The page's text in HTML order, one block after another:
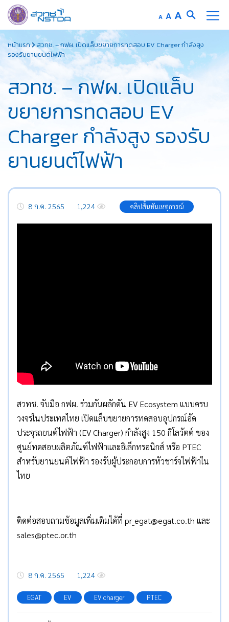
to
content
A Decrease
font
size.
AReset
font
size.
A Increase
font
size.
หน้าแรก
สวทช. – กฟผ. เปิดแล็บขยายการทดสอบ EV Charger กำลังสูง
รองรับยานยนต์ไฟฟ้า
สวทช. – กฟผ. เปิดแล็บ
ขยายการทดสอบ EV
Charger กำลังสูง รองรับ
ยานยนต์ไฟฟ้า
8 ก.ค. 2565 1,224 คลิปสั้นทันเหตุการณ์
สวทช. จับมือ กฟผ. ร่วมกันผลักดัน EV Ecosystem แบบครบ
วงจรในประเทศไทย เปิดแล็บขยายการทดสอบอุปกรณ์อัด
ประจุรถยนต์ไฟฟ้า (EV Charger) กำลังสูง 150 กิโลวัตต์ ของ
ศูนย์ทดสอบผลิตภัณฑ์ไฟฟ้าและอิเล็กทรอนิกส์ หรือ PTEC
สำหรับยานยนต์ไฟฟ้า รองรับผู้ประกอบการหัวชาร์จไฟฟ้าใน
ไทย
ติดต่อสอบถามข้อมูลเพิ่มเติมได้ที่ pr_egat@egat.co.th และ
sales@ptec.or.th
8 ก.ค. 2565 1,224
EGAT EV EV charger PTEC